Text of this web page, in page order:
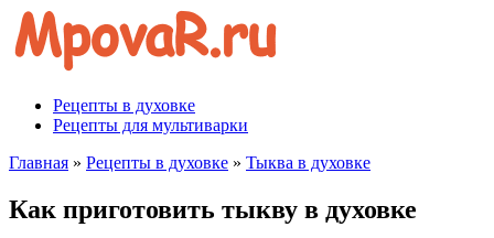
Перейти
контенту
Рецепты в духовке
Рецепты для мультиварки
Главная » Рецепты в духовке » Тыква в духовке
Как приготовить тыкву в духовке